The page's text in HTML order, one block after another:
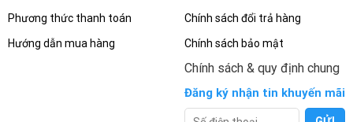
Phương thức thanh toán
Hướng dẫn mua hàng
Chính sách đổi trả hàng
Chính sách bảo mật
Chính sách & quy định chung
Đăng ký nhận tin khuyến mãi